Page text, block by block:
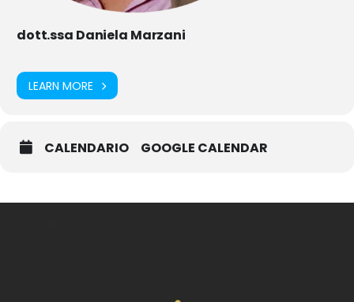
dott.ssa Daniela Marzani
LEARN MORE
CALENDARIO GOOGLE CALENDAR